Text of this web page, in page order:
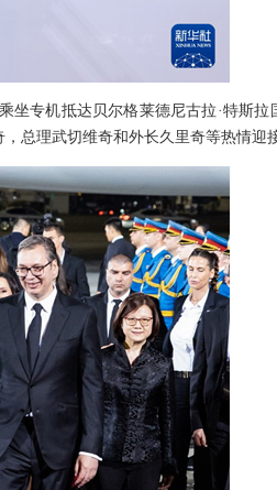
坐专机抵达贝尔格莱德尼古拉·特斯拉
总理武切维奇和外长久里奇等热情迎接